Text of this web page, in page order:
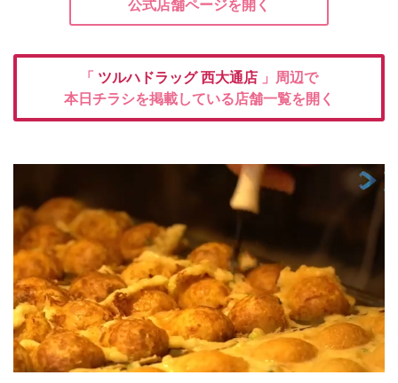
公式店舗ページを開く
「 ツルハドラッグ西大通店 」周辺で
本日チラシを掲載している店舗一覧を開く